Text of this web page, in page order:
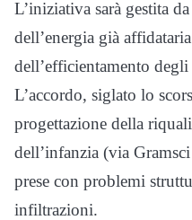
L’iniziativa sarà gestita
dell’energia già
dell’efficientamento
L’accordo, siglato lo
progettazione della
dell’infanzia (via
prese con problemi
infiltrazioni.